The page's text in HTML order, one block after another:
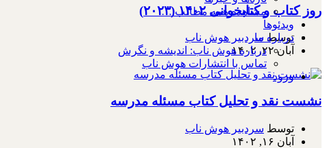
مشاهده همه مطالب …
ویدئوها
درباره ما
درباره هوش ناب: اندیشه و نگرش
تماس با انتشارات هوش ناب
ورود
روز کتاب و کتابخوانی ۱۴۰۲ (۲۰۲۳)
توسط سردبیر هوش ناب
آبان ۲۲, ۱۴۰۲
نشست نقد و تحلیل کتاب مسئله مدرسه
توسط سردبیر هوش ناب
آبان ۱۶, ۱۴۰۲